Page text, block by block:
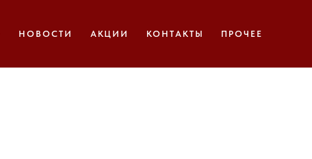
НОВОСТИ АКЦИИ КОНТАКТЫ ПРОЧЕЕ